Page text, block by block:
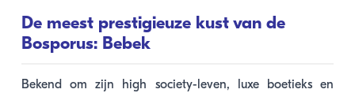
De meest prestigieuze kust van de
Bosporus: Bebek
Bekend om zijn high society-leven, luxe boetieks en